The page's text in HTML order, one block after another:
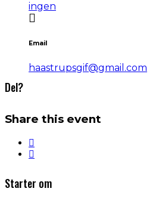
ingen
Email
haastrupsgif@gmail.com
Del?
Share this event
Starter om